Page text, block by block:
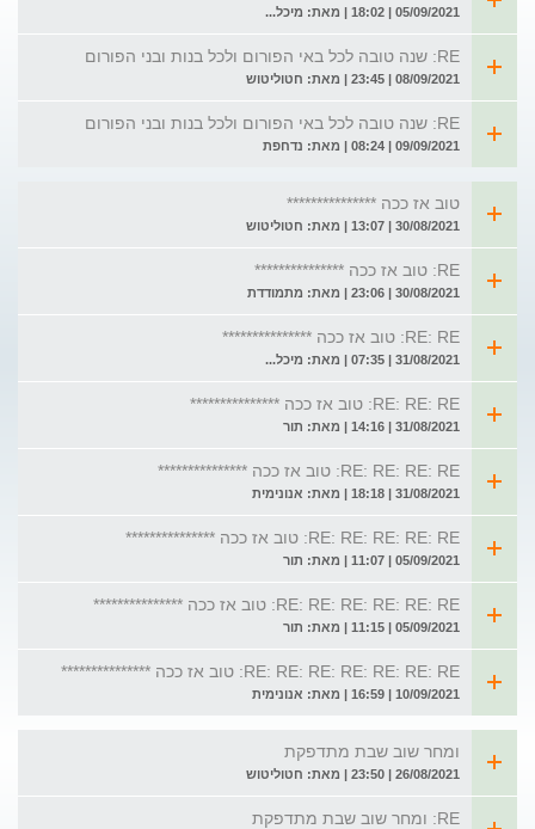
05/09/2021 | 18:02 | מאת: מיכל...
RE: שנה טובה לכל באי הפורום ולכל בנות ובני הפורום
08/09/2021 | 23:45 | מאת: חטוליטוש
RE: שנה טובה לכל באי הפורום ולכל בנות ובני הפורום
09/09/2021 | 08:24 | מאת: נדחפת
טוב אז ככה ***************
30/08/2021 | 13:07 | מאת: חטוליטוש
RE: טוב אז ככה ***************
30/08/2021 | 23:06 | מאת: מתמודדת
RE: RE: טוב אז ככה ***************
31/08/2021 | 07:35 | מאת: מיכל...
RE: RE: RE: טוב אז ככה ***************
31/08/2021 | 14:16 | מאת: תור
RE: RE: RE: RE: טוב אז ככה ***************
31/08/2021 | 18:18 | מאת: אנונימית
RE: RE: RE: RE: RE: טוב אז ככה ***************
05/09/2021 | 11:07 | מאת: תור
RE: RE: RE: RE: RE: RE: טוב אז ככה ***************
05/09/2021 | 11:15 | מאת: תור
RE: RE: RE: RE: RE: RE: RE: טוב אז ככה ***************
10/09/2021 | 16:59 | מאת: אנונימית
ומחר שוב שבת מתדפקת
26/08/2021 | 23:50 | מאת: חטוליטוש
RE: ומחר שוב שבת מתדפקת